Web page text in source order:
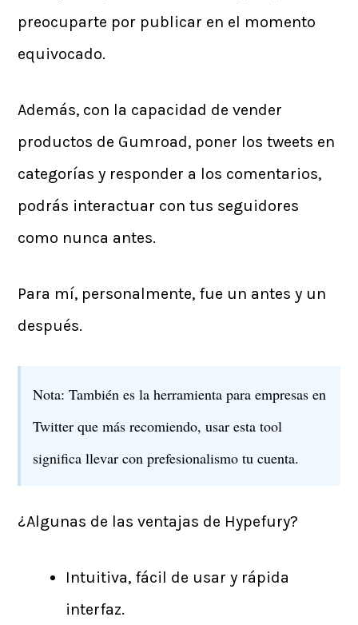
preocuparte por publicar en el momento
equivocado.
Además, con la capacidad de vender
productos de Gumroad, poner los tweets en
categorías y responder a los comentarios,
podrás interactuar con tus seguidores
como nunca antes.
Para mí, personalmente, fue un antes y un
después.
Nota: También es la herramienta para empresas en
Twitter que más recomiendo, usar esta tool
significa llevar con prefesionalismo tu cuenta.
¿Algunas de las ventajas de Hypefury?
Intuitiva, fácil de usar y rápida
interfaz.